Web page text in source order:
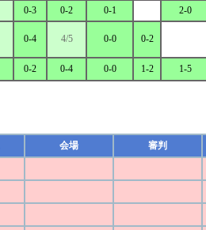
0-3 0-2 0-1 2-0
0-4 4/5 0-0 0-2
0-2 0-4 0-0 1-2 1-5
会場 審判